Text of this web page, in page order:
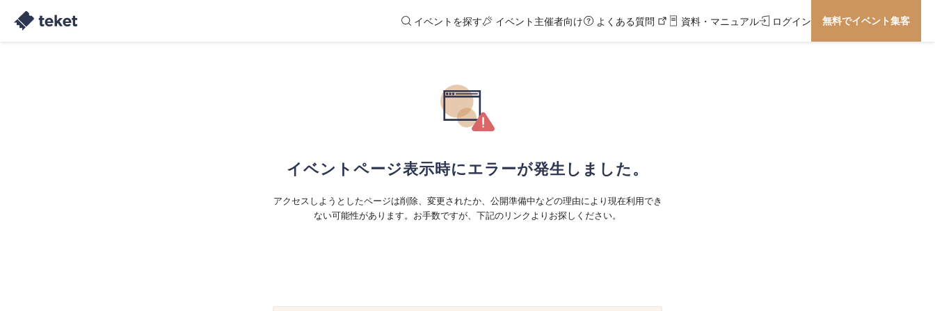
イベントを探す イベント主催者向け よくある質問 資料・マニュアル ログイン 無料でイベント集客
イベントページ表示時にエラーが発生しました。
アクセスしようとしたページは削除、変更されたか、公開準備中などの理由により現在利用でき
ない可能性があります。お手数ですが、下記のリンクよりお探しください。